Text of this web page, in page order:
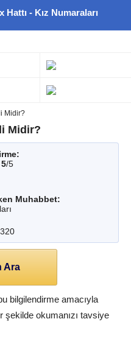
Hattı - Kız Numaraları
Midir?
Midir?
5/5
Muhabbet:
Ara
bilgilendirme amacıyla
şekilde okumanızı tavsiye